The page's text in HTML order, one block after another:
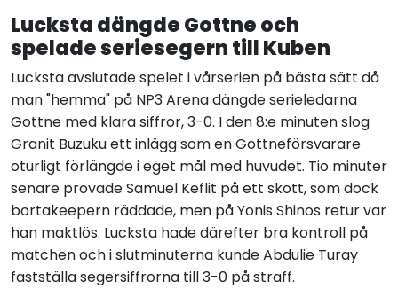
Lucksta dängde Gottne och
spelade seriesegern till Kuben
Lucksta avslutade spelet i vårserien på bästa sätt då
man "hemma" på NP3 Arena dängde serieledarna
Gottne med klara siffror, 3-0. I den 8:e minuten slog
Granit Buzuku ett inlägg som en Gottneförsvarare
oturligt förlängde i eget mål med huvudet. Tio minuter
senare provade Samuel Keflit på ett skott, som dock
bortakeepern räddade, men på Yonis Shinos retur var
han maktlös. Lucksta hade därefter bra kontroll på
matchen och i slutminuterna kunde Abdulie Turay
fastställa segersiffrorna till 3-0 på straff.